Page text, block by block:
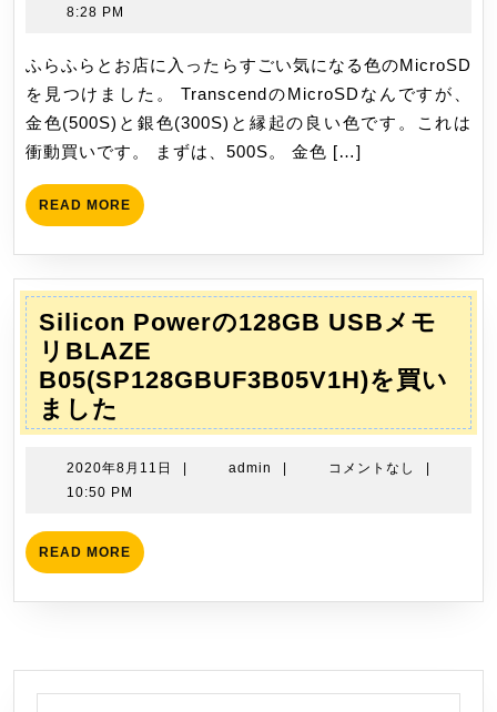
と
銀
(300S)
を
し
た
月
8:28 PM
ふらふらとお店に入ったらすごい気になる色のMicroSD
を見つけました。 TranscendのMicroSDなんですが、
金色(500S)と銀色(300S)と縁起の良い色です。これは
衝動買いです。 まずは、500S。 金色 […]
READ MORE READ
MORE
Silicon Powerの128GB USBメモ
リBLAZE
B05(SP128GBUF3B05V1H)を買い
ました
Power
の
128GB
メ
モ
リ
B05(SP128GBUF3B05V1H)
を
2020年8月11日
2020
admin admin コメントなし
10:50 PM
READ MORE READ
MORE